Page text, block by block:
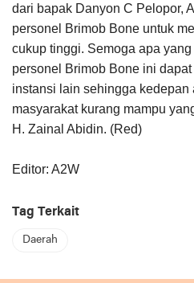
dari bapak Danyon C Pelopor,
personel Brimob Bone untuk
cukup tinggi. Semoga apa
personel Brimob Bone ini
instansi lain sehingga
masyarakat kurang mampu
H. Zainal Abidin. (Red)
Editor: A2W
Tag Terkait
Daerah